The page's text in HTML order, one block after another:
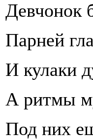
Девчонок
Парней
И кулаки
А ритмы
Под них